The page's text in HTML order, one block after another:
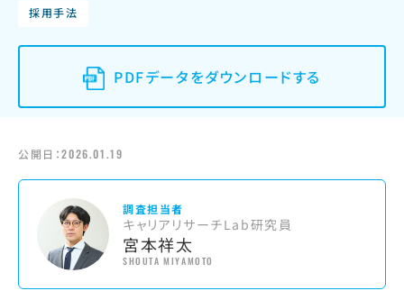
採用手法
PDFデータをダウンロードする
公開日：2026.01.19
調査担当者
キャリアリサーチLab研究員
宮本祥太
SHOUTA MIYAMOTO